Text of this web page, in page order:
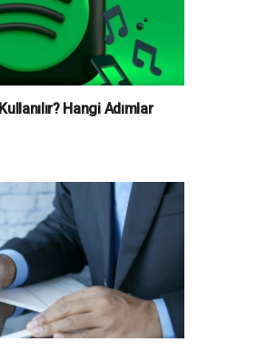
Hangi Adımlar